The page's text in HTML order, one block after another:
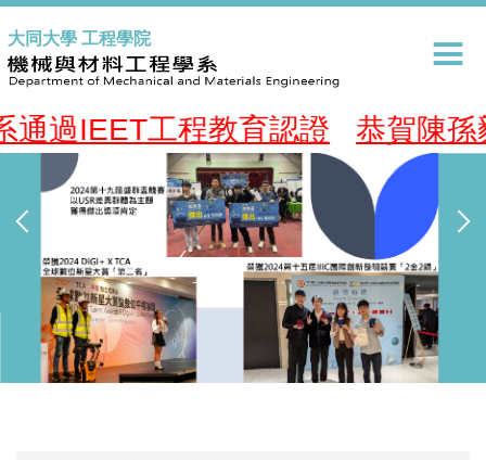
到
主
要
容
區
大同大學 工程學院
過IEET工程教育認證 恭賀陳孫